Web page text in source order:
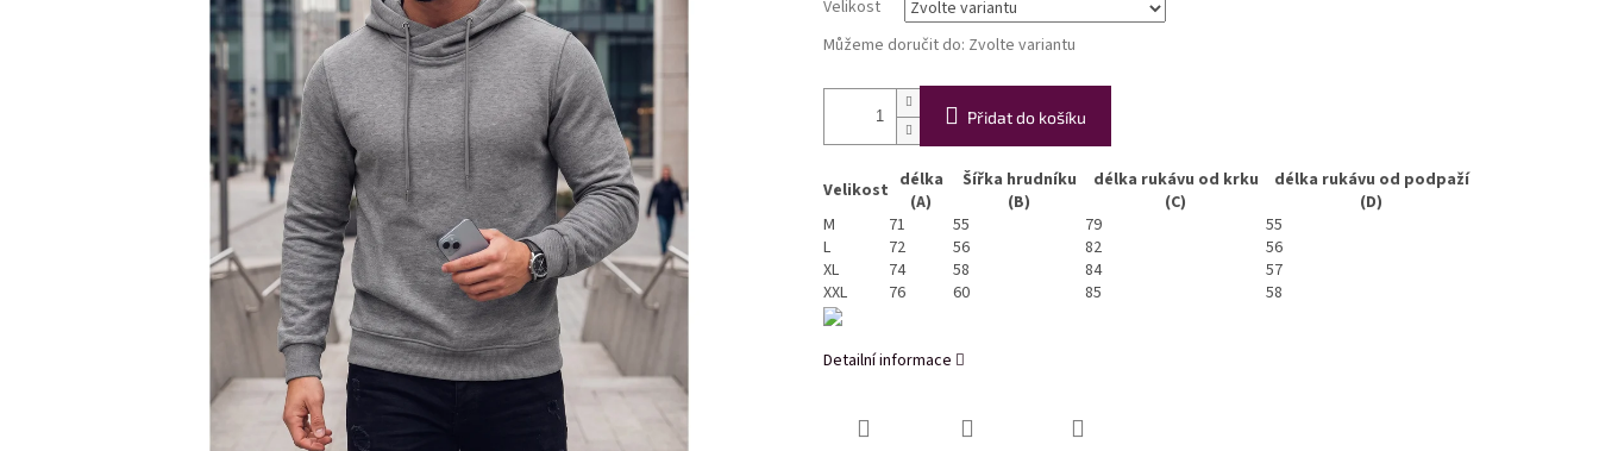
Velikost
Můžeme doručit do: Zvolte variantu
Přidat do košíku
Velikost délka
(A)
Šířka hrudníku
(B)
délka rukávu od krku
(C)
délka rukávu od podpaží
(D)
M
71 55 79
55
L
72 56 82
56
XL
74 58 84
57
XXL
76 60 85 58
Detailní informace